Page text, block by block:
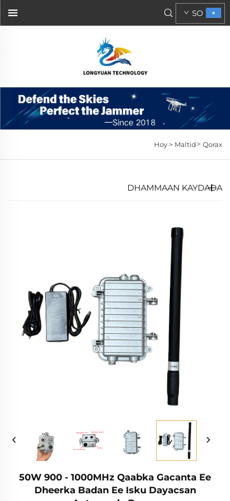
SO
Hoy > Maltid> Qorax
DHAMMAAN KAYDADA
50W 900 - 1000MHz Qaabka Gacanta Ee
Dheerka Badan Ee Isku Dayacsan